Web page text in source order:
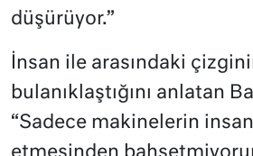
düşürüyor.”
İnsan ile arasındaki
bulanıklaştığını anlatan
“Sadece makinelerin